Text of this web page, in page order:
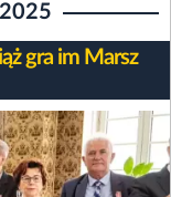
gra im Marsz